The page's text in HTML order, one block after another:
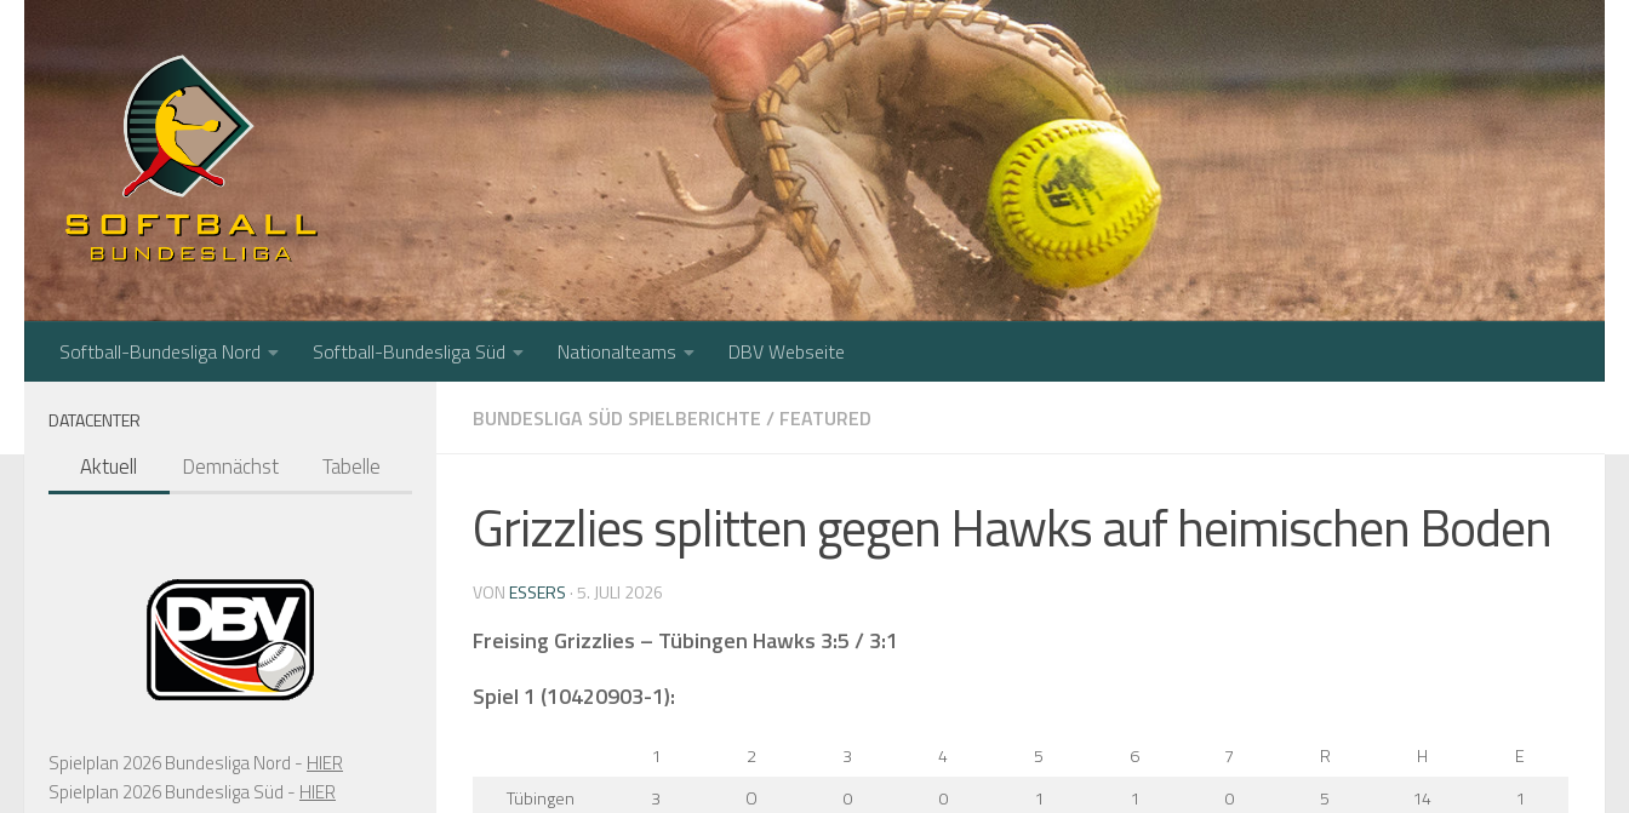
Softball-Bundesliga Nord Softball-Bundesliga Süd Nationalteams DBV Webseite
BUNDESLIGA SÜD SPIELBERICHTE / FEATURED
Grizzlies splitten gegen Hawks auf heimischen Boden
VONESSERS · 5. JULI 2026
Freising Grizzlies – Tübingen Hawks 3:5 / 3:1
Spiel 1 (10420903-1):
1 2 3 4 5 6 7 R H
E
Tübingen
3 O 0 0 1 1 0 5 14
1
DATACENTER
Aktuell Demnächst Tabelle
Spielplan 2026 Bundesliga Nord - HIER
Spielplan 2026 Bundesliga Süd - HIER